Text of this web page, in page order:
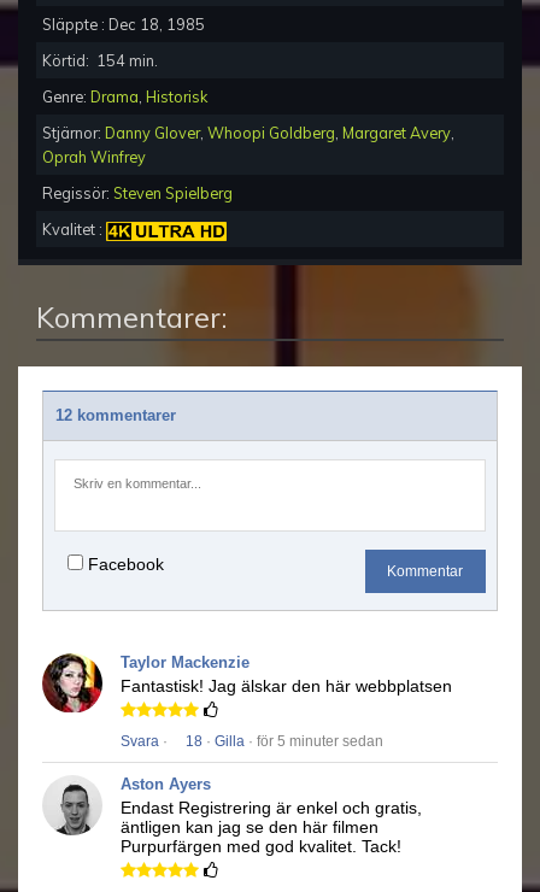
Släppte : Dec 18, 1985
Körtid: 154min.
Genre: Drama Historisk
Stjärnor: Danny Glover, Whoopi Goldberg Margaret Avery
Oprah Winfrey
Regissör: Steven Spielberg
Kvalitet :
Kommentarer:
12 kommentarer
Facebook Kommentar
Taylor Mackenzie
Fantastisk! Jag älskar den här webbplatsen
Svara · 18 · Gilla · för 5 minuter sedan
Aston Ayers
Endast Registrering är enkel och gratis,
äntligen kan jag se den här filmen
Purpurfärgen med god kvalitet. Tack!